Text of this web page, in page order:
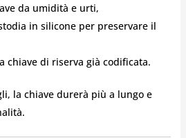
da umidità e urti,
in silicone per preservare il
chiave di riserva già codificata.
la chiave durerà più a lungo e